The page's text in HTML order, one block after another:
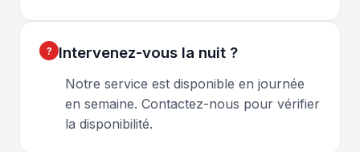
Intervenez-vous la nuit ?
Notre service est disponible en journée
en semaine. Contactez-nous pour vérifier
la disponibilité.